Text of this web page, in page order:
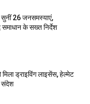
सुनीं 26 जनसमस्याएं,
समाधान के सख्त निर्देश
मिला ड्राइविंग लाइसेंस, हेल्मेट
संदेश